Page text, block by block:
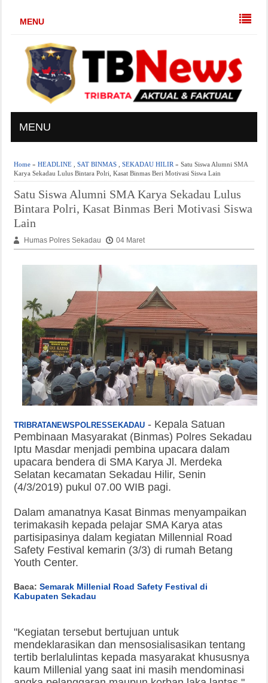
MENU
MENU
Home» HEADLINE, SAT BINMAS, SEKADAU HILIR » Satu Siswa Alumni SMA
Karya Sekadau Lulus Bintara Polri, Kasat Binmas Beri Motivasi Siswa Lain
Satu Siswa Alumni SMA Karya Sekadau Lulus
Bintara Polri, Kasat Binmas Beri Motivasi Siswa
Lain
Humas Polres Sekadau 04 Maret
TRIBRATANEWSPOLRESSEKADAU - Kepala Satuan
Pembinaan Masyarakat (Binmas) Polres Sekadau
Iptu Masdar menjadi pembina upacara dalam
upacara bendera di SMA Karya Jl. Merdeka
Selatan kecamatan Sekadau Hilir, Senin
(4/3/2019) pukul 07.00 WIB pagi.
Dalam amanatnya Kasat Binmas menyampaikan
terimakasih kepada pelajar SMA Karya atas
partisipasinya dalam kegiatan Millennial Road
Safety Festival kemarin (3/3) di rumah Betang
Youth Center.
Baca: Semarak Millenial Road Safety Festival di
Kabupaten Sekadau
"Kegiatan tersebut bertujuan untuk
mendeklarasikan dan mensosialisasikan tentang
tertib berlalulintas kepada masyarakat khususnya
kaum Millenial yang saat ini masih mendominasi